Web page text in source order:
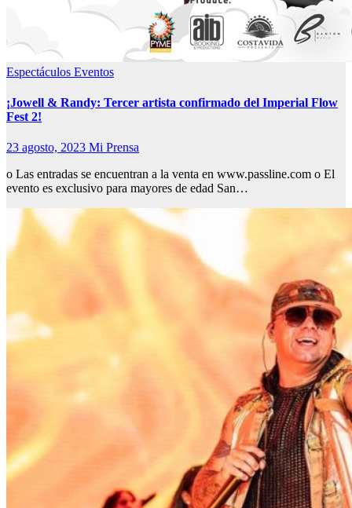
Espectáculos Eventos
¡Jowell & Randy: Tercer artista confirmado del Imperial Flow
Fest 2!
23 agosto, 2023 Mi Prensa
o Las entradas se encuentran a la venta en www.passline.com o El
evento es exclusivo para mayores de edad San…